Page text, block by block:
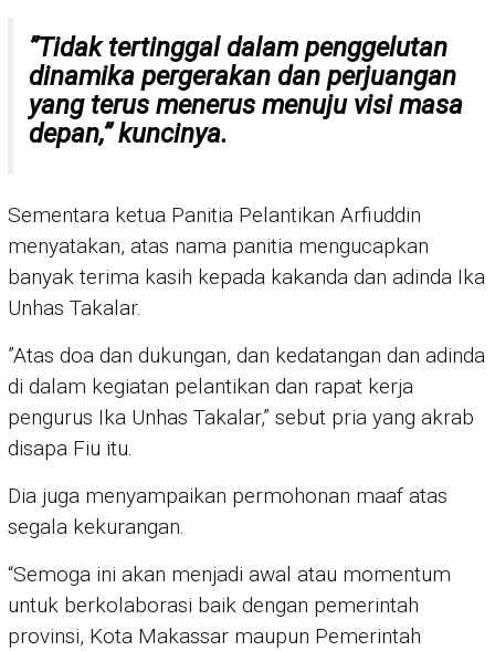
”Tidak tertinggal dalam penggelutan
dinamika pergerakan dan perjuangan
yang terus menerus menuju visi masa
depan,” kuncinya.
Sementara ketua Panitia Pelantikan Arfiuddin
menyatakan, atas nama panitia mengucapkan
banyak terima kasih kepada kakanda dan adinda Ika
Unhas Takalar.
”Atas doa dan dukungan, dan kedatangan dan adinda
di dalam kegiatan pelantikan dan rapat kerja
pengurus Ika Unhas Takalar,” sebut pria yang akrab
disapa Fiu itu.
Dia juga menyampaikan permohonan maaf atas
segala kekurangan.
“Semoga ini akan menjadi awal atau momentum
untuk berkolaborasi baik dengan pemerintah
provinsi, Kota Makassar maupun Pemerintah